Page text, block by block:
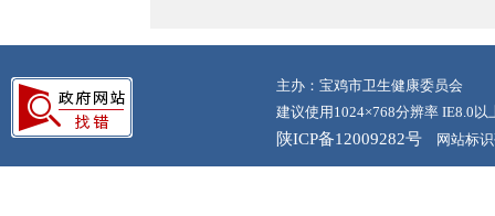
主办：宝鸡市卫生健康委员会
建议使用1024×768分辨率 IE8.0以
陕ICP备12009282号 网站标